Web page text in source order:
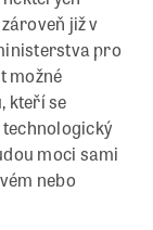
již v
pro
možné
kteří se
moci sami
nebo